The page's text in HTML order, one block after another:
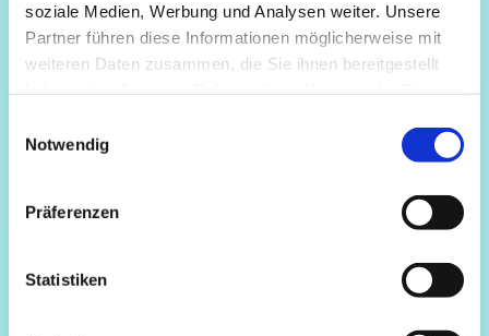
soziale Medien, Werbung und Analysen weiter. Unsere
Partner führen diese Informationen möglicherweise mit
weiteren Daten zusammen, die Sie ihnen bereitgestellt
Notwendig
Präferenzen
Statistiken